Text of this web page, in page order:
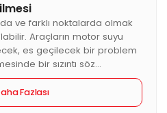
ve farklı noktalarda olmak
Araçların motor suyu
es geçilecek bir problem
bir sızıntı söz
çatlak, delik, kırılma,
gerçekleşebilir. Araç
Araçta oluşan sızıntı,
Fazlası